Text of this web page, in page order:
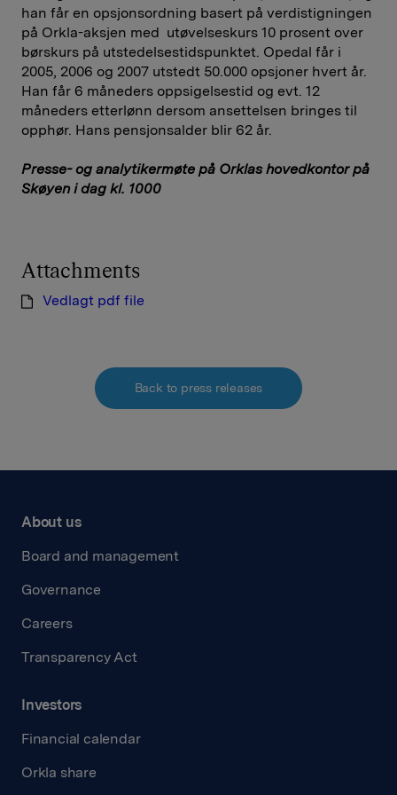
han får en opsjonsordning basert på verdistigningen
på Orkla-aksjen med utøvelseskurs 10 prosent over
børskurs på utstedelsestidspunktet. Opedal får i
2005, 2006 og 2007 utstedt 50.000 opsjoner hvert år.
Han får 6 måneders oppsigelsestid og evt. 12
måneders etterlønn dersom ansettelsen bringes til
opphør. Hans pensjonsalder blir 62 år.
Presse- og analytikermøte på Orklas hovedkontor på
Skøyen i dag kl. 1000
Attachments
Vedlagt pdf file
Back to press releases
About us
Board and management
Governance
Careers
Transparency Act
Investors
Financial calendar
Orkla share